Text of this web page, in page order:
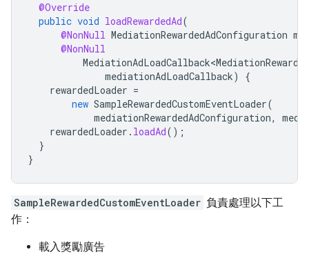
@Override
public void loadRewardedAd(
@NonNull MediationRewardedAdConfiguration
@NonNull
mediationAdLoadCallback)
{
rewardedLoader =
new SampleRewardedCustomEventLoader(
mediationRewardedAdConfiguration,
rewardedLoader . loadAd();
}
}
SampleRewardedCustomEventLoader 負責處理以下工
作：
載入獎勵廣告